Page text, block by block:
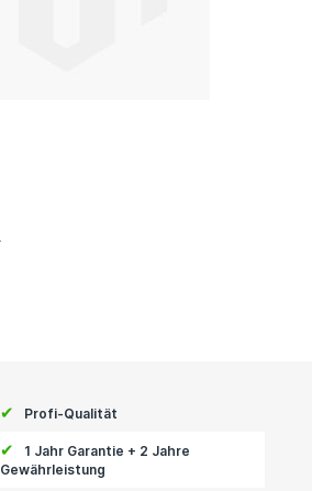
✔ Profi-Qualität
✔
1 Jahr Garantie + 2 Jahre
Gewährleistung